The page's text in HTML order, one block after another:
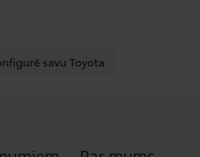
savu Toyota